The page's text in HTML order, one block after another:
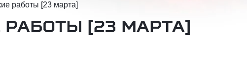
работы [23 марта]
РАБОТЫ [23 МАРТА]